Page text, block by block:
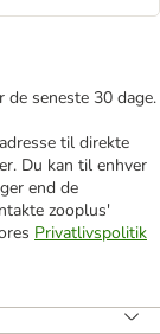
seneste 30 dage.
til direkte
Du kan til enhver
end de
zooplus'
Privatlivspolitik